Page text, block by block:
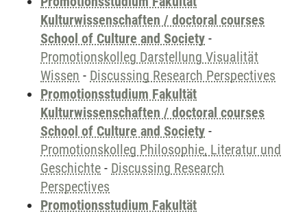
Kulturwissenschaften / doctoral courses
School of Culture and Society -
Promotionskolleg Darstellung Visualität
Wissen - Discussing Research Perspectives
Promotionsstudium Fakultät
Kulturwissenschaften / doctoral courses
School of Culture and Society -
Promotionskolleg Philosophie, Literatur und
Geschichte - Discussing Research
Perspectives
Promotionsstudium Fakultät